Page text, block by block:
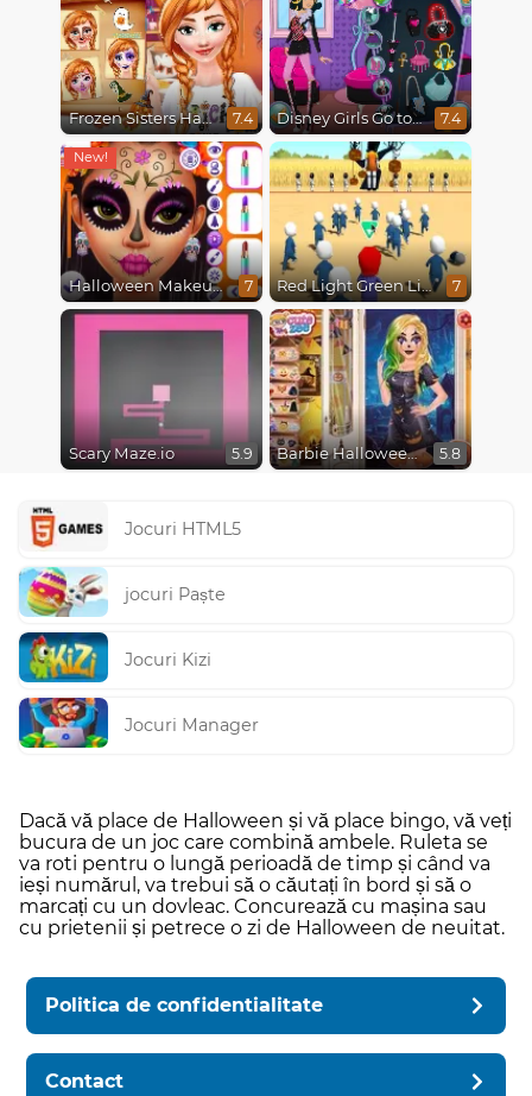
Frozen Sisters Halloween Party 7.4 Disney Girls Go to Monster High 2 7.4
Halloween Makeup Trends 7 Red Light Green Light 7
Scary Maze.io 5.9 Barbie Halloween Trick or Treat 5.8
Jocuri HTML5
jocuri Paște
Jocuri Kizi
Jocuri Manager
Dacă vă place de Halloween și vă place bingo, vă veți
bucura de un joc care combină ambele. Ruleta se
va roti pentru o lungă perioadă de timp și când va
ieși numărul, va trebui să o căutați în bord și să o
marcați cu un dovleac. Concurează cu mașina sau
cu prietenii și petrece o zi de Halloween de neuitat.
Politica de confidentialitate
Contact